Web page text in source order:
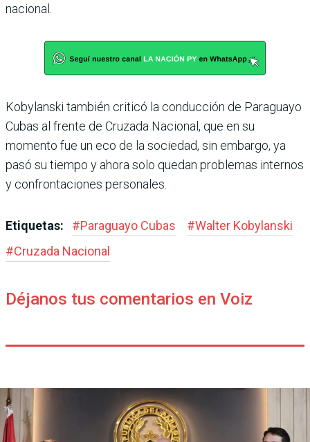
nacional.
Kobylanski también criticó la conducción de Paraguayo
Cubas al frente de Cruzada Nacional, que en su
momento fue un eco de la sociedad, sin embargo, ya
pasó su tiempo y ahora solo quedan problemas internos
y confrontaciones personales.
Etiquetas: #Paraguayo Cubas #Walter Kobylanski
#Cruzada Nacional
Déjanos tus comentarios en Voiz